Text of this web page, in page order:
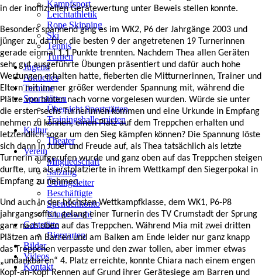
Kampfsport
Leichtathletik
Rope Skipping
Ski
Tennis
Turnen
Jugend
Aktuelles
Termine
Sportstätten
Übersicht Sportstätten
Trainingshalle mieten
Kultur
Theater
Verein
Mitgliedschaft
Satzung
Übungsleiter
Beschäftigte
Spendenkonto
Kindeswohl
Gaststätte
Biergarten
Bilder
Videos
Kontakt
in der inoffiziellen Gerätewertung unter Beweis stellen konnte.
Besonders spannend ging es im WK2, P6 der Jahrgänge 2003 und
jünger zu, da hier die besten 9 der angetretenen 19 Turnerinnen
gerade einmal 1,1 Punkte trennten. Nachdem Thea allen Geräten
sehr gut ausgeführte Übungen präsentiert und dafür auch hohe
Wertungen erhalten hatte, fieberten die Mitturnerinnen, Trainer und
Eltern mit immer größer werdender Spannung mit, während die
Plätze von hinten nach vorne vorgelesen wurden. Würde sie unter
die ersten sechs Turnerinnen kommen und eine Urkunde in Empfang
nehmen zu können, einen Platz auf dem Treppchen erhalten und
letztendlich sogar um den Sieg kämpfen können? Die Spannung löste
sich dann in Jubel und Freude auf, als Thea tatsächlich als letzte
Turnerin aufgerufen wurde und ganz oben auf das Treppchen steigen
durfte, um als erstplatzierte in ihrem Wettkampf den Siegerpokal in
Empfang zu nehmen.
Und auch in der höchsten Wettkampfklasse, dem WK1, P6-P8
jahrgangsoffen, gelang einer Turnerin des TV Crumstadt der Sprung
ganz nach oben auf das Treppchen. Während Mia mit zwei dritten
Plätzen am Barren und am Balken am Ende leider nur ganz knapp
das Treppchen verpasste und den zwar tollen, aber immer etwas
„undankbaren“ 4. Platz erreichte, konnte Chiara nach einem engen
Kopf-an-Kopf Rennen auf Grund ihrer Gerätesiege am Barren und